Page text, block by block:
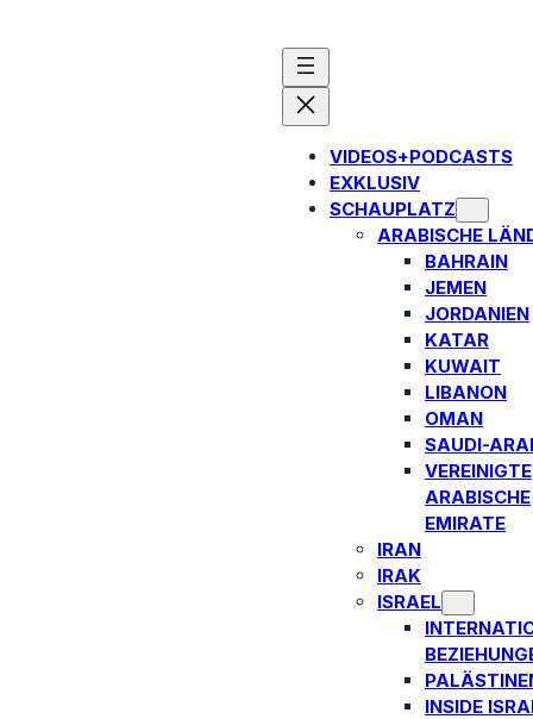
VIDEOS+PODCASTS
EXKLUSIV
SCHAUPLATZ
ARABISCHE
BAHRAIN
JEMEN
JORDANIEN
KATAR
KUWAIT
LIBANON
OMAN
SAUDI-
VEREINIGTE
ARABISCHE
EMIRATE
IRAN
IRAK
ISRAEL
INSIDE